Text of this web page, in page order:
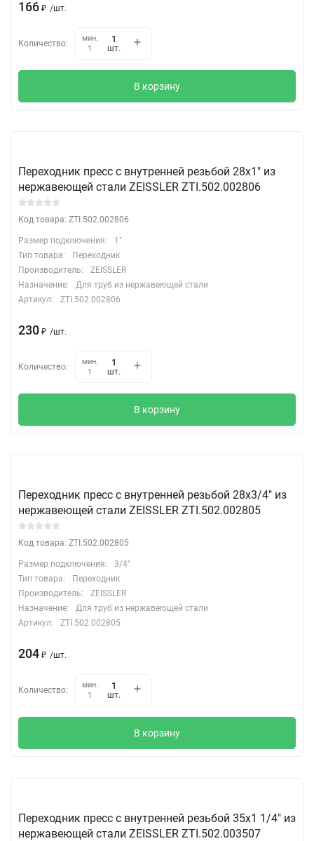
166 ₽ /шт.
Количество:
мин.
1
шт.
В корзину
Переходник пресс с внутренней резьбой 28х1" из
нержавеющей стали ZEISSLER ZTI.502.002806
Код товара: ZTI.502.002806
Размер подключения:
1"
Тип товара:
Переходник
Производитель:
ZEISSLER
Назначение:
Для труб из нержавеющей стали
Артикул:
ZTI.502.002806
230 ₽ /шт.
Количество:
мин.
1
шт.
В корзину
Переходник пресс с внутренней резьбой 28х3/4" из
нержавеющей стали ZEISSLER ZTI.502.002805
Код товара: ZTI.502.002805
Размер подключения:
3/4"
Тип товара:
Переходник
Производитель:
ZEISSLER
Назначение:
Для труб из нержавеющей стали
Артикул:
ZTI.502.002805
204 ₽ /шт.
Количество:
мин.
1
шт.
В корзину
Переходник пресс с внутренней резьбой 35х1 1/4" из
нержавеющей стали ZEISSLER ZTI.502.003507